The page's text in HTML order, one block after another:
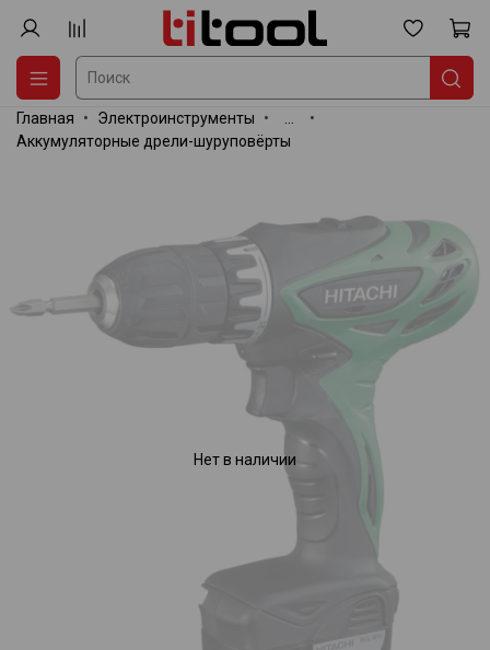
Главная Электроинструменты
Аккумуляторные дрели-шуруповёрты
Нет в наличии